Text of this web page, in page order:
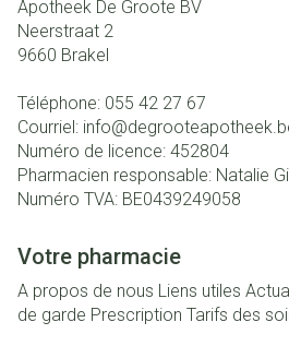
Apotheek De Groote BV
Neerstraat 2
9660 Brakel
Téléphone: 055 42 27 67
Courriel: info@
Numéro de licence: 452804
Pharmacien responsable: Natalie
Numéro TVA: BE0439249058
Votre pharmacie
A propos de nous Liens utiles
de garde Prescription Tarifs des